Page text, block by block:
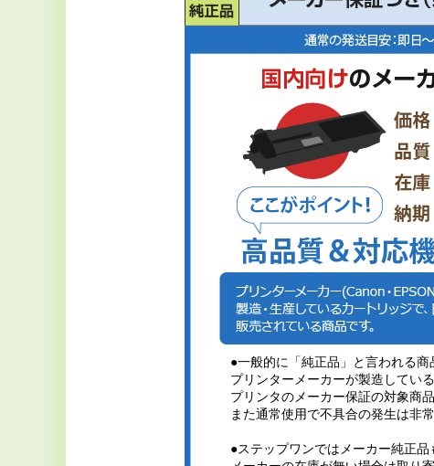
●一般的に「純正品」と言われる商
プリンターメーカーが製造してい
プリンタのメーカー保証の対象商品
また通常使用で不具合の発生は非
●ステップワンではメーカー純正品